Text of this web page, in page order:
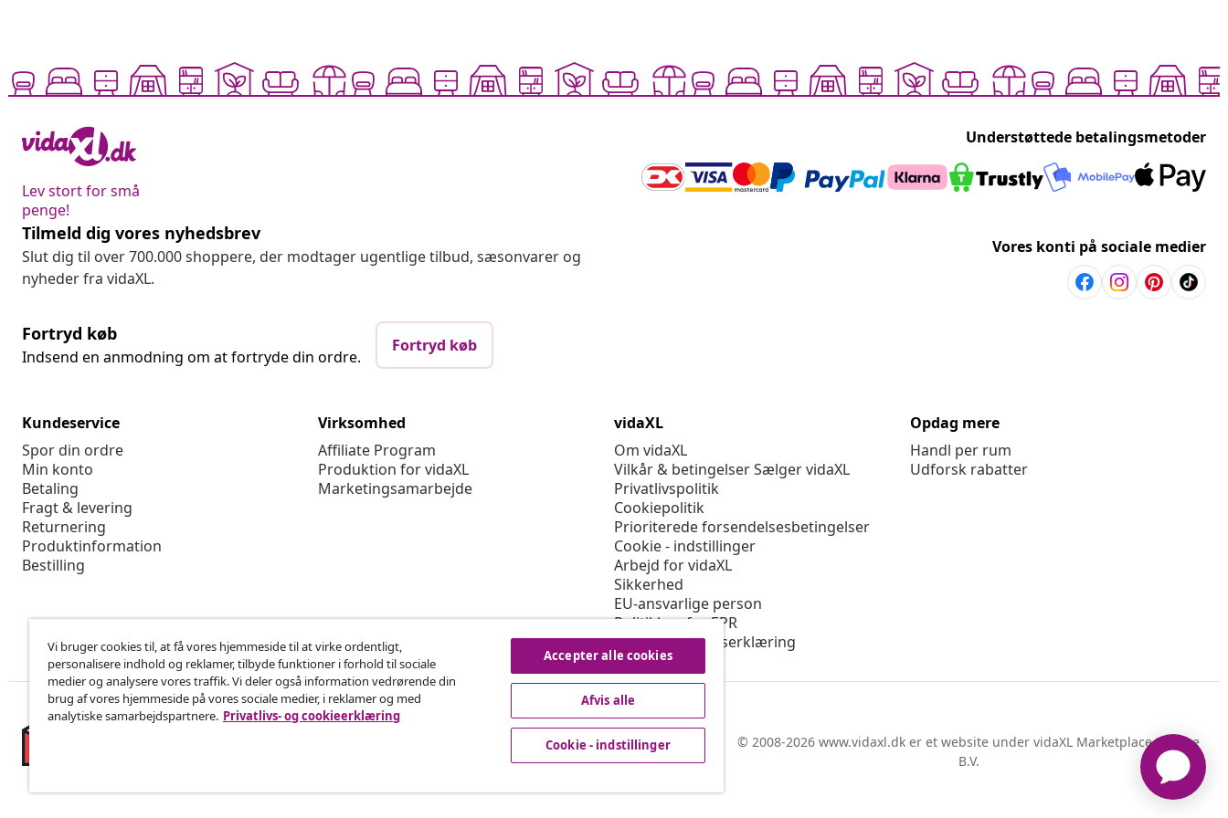
Lev stort for små
penge!
Understøttede betalingsmetoder
Tilmeld dig vores nyhedsbrev
Slut dig til over 700.000 shoppere, der modtager ugentlige tilbud, sæsonvarer og
nyheder fra vidaXL.
Vores konti på sociale medier
Fortryd køb
Indsend en anmodning om at fortryde din ordre.
Fortryd køb
Kundeservice
Spor din ordre
Min konto
Betaling
Fragt & levering
Returnering
Produktinformation
Bestilling
Virksomhed
Affiliate Program
Produktion for vidaXL
Marketingsamarbejde
vidaXL
Om vidaXL
Vilkår & betingelser Sælger vidaXL
Privatlivspolitik
Cookiepolitik
Prioriterede forsendelsesbetingelser
Cookie - indstillinger
Arbejd for vidaXL
Sikkerhed
EU-ansvarlige person
Politikken for EPR
Tilgængelighedserklæring
Opdag mere
Handl per rum
Udforsk rabatter
© 2008-2026 www.vidaxl.dk er et website under vidaXL Marketplace Europe
B.V.
Vi bruger cookies til, at få vores hjemmeside til at virke ordentligt,
personalisere indhold og reklamer, tilbyde funktioner i forhold til sociale
medier og analysere vores traffik. Vi deler også information vedrørende din
brug af vores hjemmeside på vores sociale medier, i reklamer og med
analytiske samarbejdspartnere. Privatlivs- og cookieerklæring
Accepter alle cookies
Afvis alle
Cookie - indstillinger